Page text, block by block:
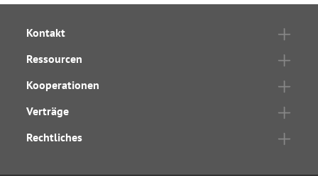
Kontakt
Ressourcen
Kooperationen
Verträge
Rechtliches